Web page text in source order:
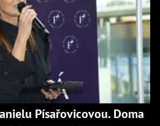
Písařovicovou. Doma